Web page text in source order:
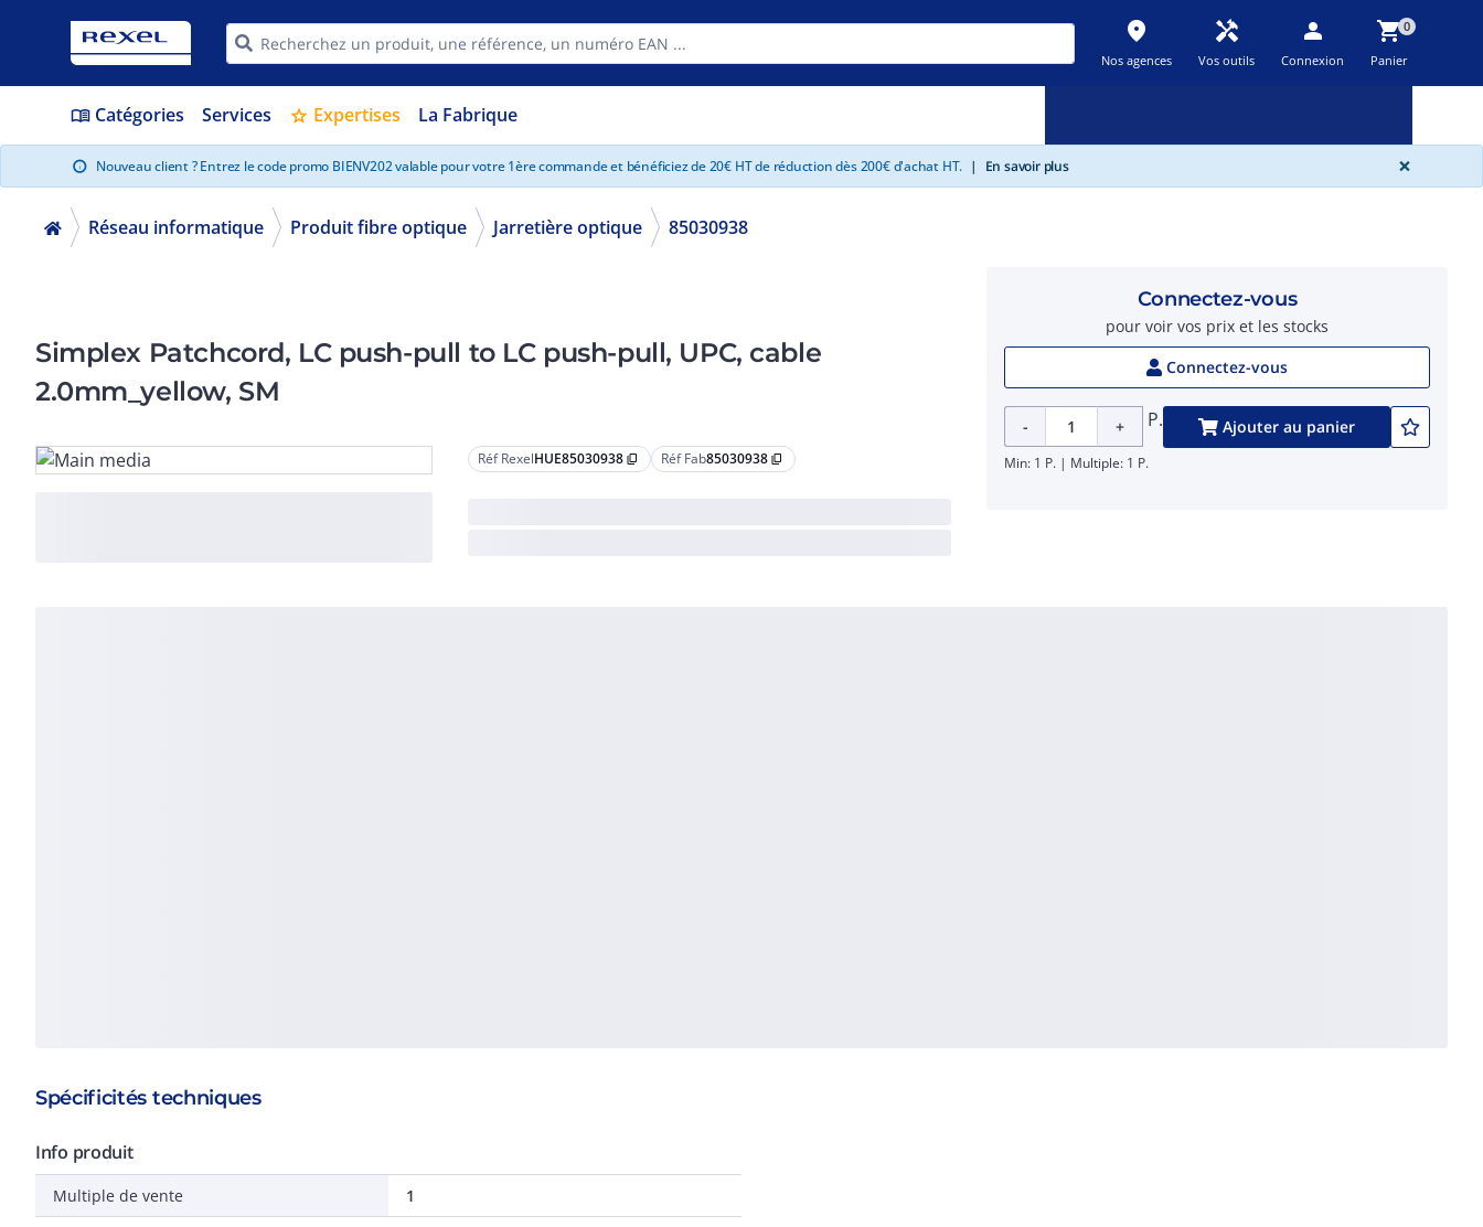
place
Nos agences
handyman
Vos outils
person
Connexion
shopping_cart0
Panier
menu_book Catégories Services star Expertises La Fabrique
info Nouveau client ? Entrez le code promo BIENV202 valable pour votre 1ère commande et bénéficiez de 20€ HT de réduction dès 200€ d'achat HT. | En savoir plus ×
Réseau informatique Produit fibre optique Jarretière optique 85030938
Simplex Patchcord, LC push-pull to LC push-pull, UPC, cable
2.0mm_yellow, SM
Réf RexelHUE85030938 content_copy Réf Fab85030938 content_copy
Connectez-vous
pour voir vos prix et les stocks
Connectez-vous
- + P. Ajouter au panier
Min: 1 P. | Multiple: 1 P.
Spécificités techniques
Info produit
Multiple de vente 1